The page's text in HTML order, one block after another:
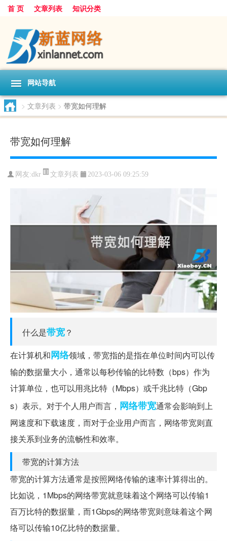
首 页 文章列表 知识分类
网站导航
> 文章列表 > 带宽如何理解
带宽如何理解
网友:dkr 文章列表 2023-03-06 09:25:59
什么是带宽？
在计算机和网络领域，带宽指的是指在单位时间内可以传
输的数据量大小，通常以每秒传输的比特数（bps）作为
计算单位，也可以用兆比特（Mbps）或千兆比特（Gbp
s）表示。对于个人用户而言， 网络带宽通常会影响到上
网速度和下载速度，而对于企业用户而言，网络带宽则直
接关系到业务的流畅性和效率。
带宽的计算方法
带宽的计算方法通常是按照网络传输的速率计算得出的。
比如说，1Mbps的网络带宽就意味着这个网络可以传输1
百万比特的数据量，而1Gbps的网络带宽则意味着这个网
络可以传输10亿比特的数据量。